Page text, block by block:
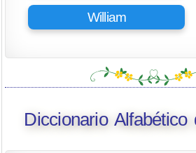
William
Diccionario